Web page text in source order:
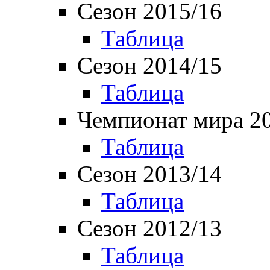
Сезон 2015/16
Таблица
Сезон 2014/15
Таблица
Чемпионат мира
Таблица
Сезон 2013/14
Таблица
Сезон 2012/13
Таблица